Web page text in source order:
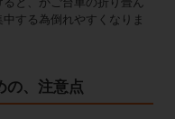
する為倒れやすくなりま
の、注意点